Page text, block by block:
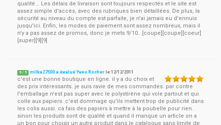
qualité... Les délais de livraison sont toujours respectés et le site est
assez simple d'accès, avec des rubriques bien détaillées. De plus, la
sécurité au niveau du compte est parfaite, je n'ai jamais eu d'ennuis
jusqu'ici. Enfin, les modes de paiement sont assez nombreux, mais il
n'y a pas assez de promos, donc je mets 9/10...[coupe][coupe][coeur]
[super][9][9]
5 / 5 milka27500 a évalué Yves Rocher le12/12/2011
c'est une bonne boutique en ligne. il y a du choix et
des prix intéressants. je suis ravie de mes commandes. par contre
l'emballage n'est pas super avec le polystirène qui vole partout et qui
colle aux papiers. c'est dommage qu'ils mettent trop de publicité dans
les colis aussi. ca fais des papiers à mettre à la poubelle pour rien.
sinon les produits sont de qualité et quand il manque un article on a
un bon pour choisir un autre produit dans le catalogue sans limite de